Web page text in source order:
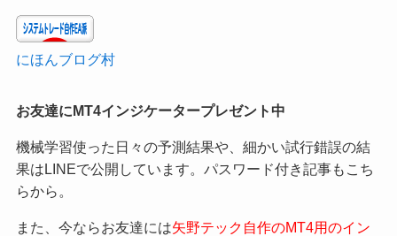
にほんブログ村
お友達にMT4インジケータープレゼント中
機械学習使った日々の予測結果や、細かい試行錯誤の結
果はLINEで公開しています。パスワード付き記事もこち
らから。
また、今ならお友達には矢野テック自作のMT4用のイン